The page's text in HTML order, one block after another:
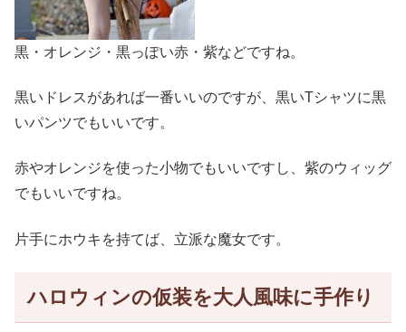
黒・オレンジ・黒っぽい赤・紫などですね。
黒いドレスがあれば一番いいのですが、黒いTシャツに黒
いパンツでもいいです。
赤やオレンジを使った小物でもいいですし、紫のウィッグ
でもいいですね。
片手にホウキを持てば、立派な魔女です。
ハロウィンの仮装を大人風味に手作り